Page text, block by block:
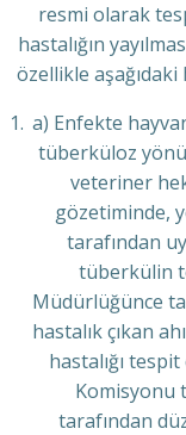
resmi olarak
hastalığın
özellikle
a) Enfekte
tüberküloz
veteriner
gözetiminde,
tarafından
tüberkülin
Müdürlüğünce
hastalık çıkan
hastalığı
Komisyonu
tarafından